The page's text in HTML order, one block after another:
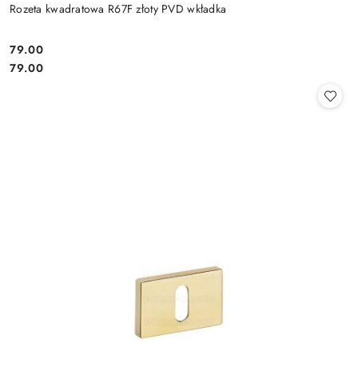
Rozeta kwadratowa R67F złoty PVD wkładka
Cena:
79.00
Cena:
79.00